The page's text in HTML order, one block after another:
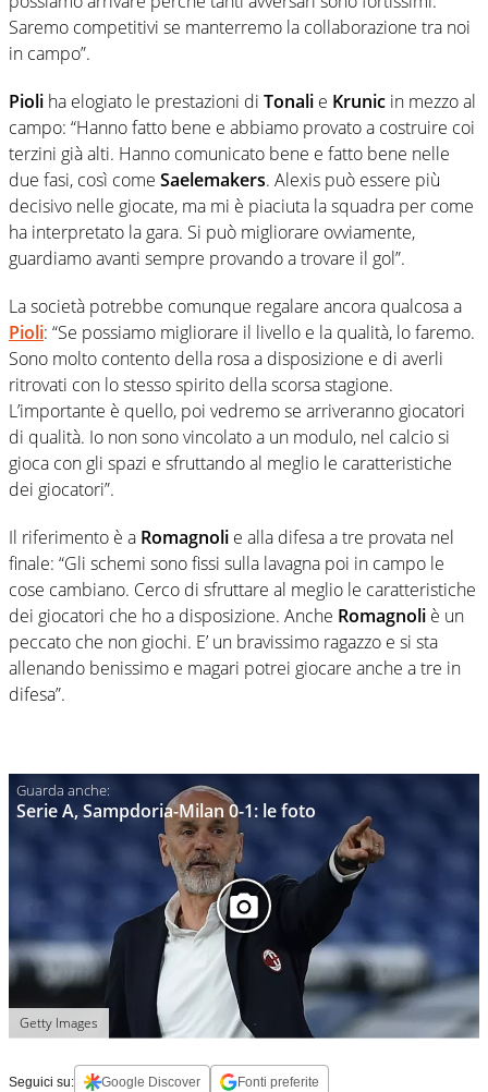
Saremo competitivi se manterremo la collaborazione tra noi
in campo”.
Pioli ha elogiato le prestazioni di Tonali e Krunic in mezzo al
campo: “Hanno fatto bene e abbiamo provato a costruire coi
terzini già alti. Hanno comunicato bene e fatto bene nelle
due fasi, così come Saelemakers. Alexis può essere più
decisivo nelle giocate, ma mi è piaciuta la squadra per come
ha interpretato la gara. Si può migliorare ovviamente,
guardiamo avanti sempre provando a trovare il gol”.
La società potrebbe comunque regalare ancora qualcosa a
Pioli: “Se possiamo migliorare il livello e la qualità, lo faremo.
Sono molto contento della rosa a disposizione e di averli
ritrovati con lo stesso spirito della scorsa stagione.
L’importante è quello, poi vedremo se arriveranno giocatori
di qualità. Io non sono vincolato a un modulo, nel calcio si
gioca con gli spazi e sfruttando al meglio le caratteristiche
dei giocatori”.
Il riferimento è a Romagnoli e alla difesa a tre provata nel
finale: “Gli schemi sono fissi sulla lavagna poi in campo le
cose cambiano. Cerco di sfruttare al meglio le caratteristiche
dei giocatori che ho a disposizione. Anche Romagnoli è un
peccato che non giochi. E’ un bravissimo ragazzo e si sta
allenando benissimo e magari potrei giocare anche a tre in
difesa”.
Serie A, Sampdoria-Milan 0-1: le foto
Getty Images
Seguici su: Google Discover Fonti preferite